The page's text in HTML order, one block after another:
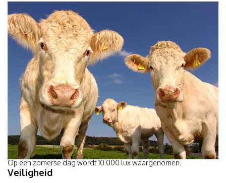
Op een zomerse dag wordt 10.000 lux waargenomen.
Veiligheid